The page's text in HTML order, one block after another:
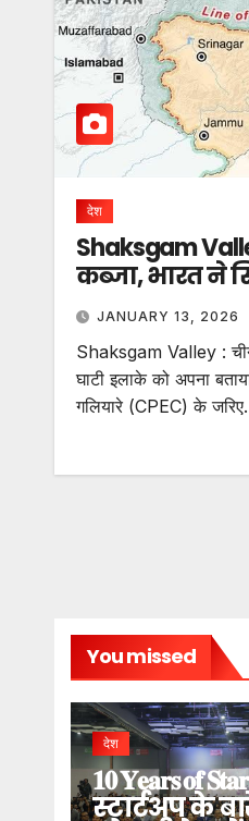
देश
Shaksgam
कब्जा, भारत ने
JANUARY 13, 2026
Shaksgam Valley :
घाटी इलाके को अपना
गलियारे (CPEC) के
You missed
देश
𝟏𝟎 𝐘𝐞𝐚𝐫𝐬 𝐨𝐟
स्टार्टअप के